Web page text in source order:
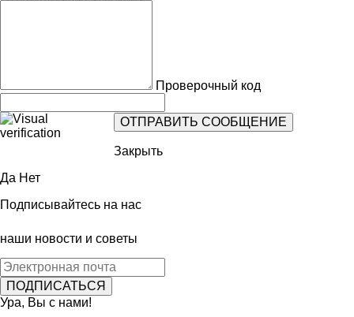
Проверочный код
Закрыть
Да Нет
Подписывайтесь на нас
наши новости и советы
Ура, Вы с нами!